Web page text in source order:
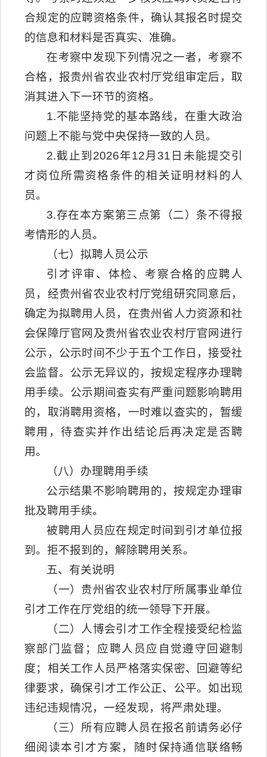
合规定的应聘资格条件，确认其报名时提交
的信息和材料是否真实、准确。
在考察中发现下列情况之一者，考察不
合格，报贵州省农业农村厅党组审定后，取
消其进入下一环节的资格。
1.不能坚持党的基本路线，在重大政治
问题上不能与党中央保持一致的人员。
2.截止到2026年12月31日未能提交引
才岗位所需资格条件的相关证明材料的人
员。
3.存在本方案第三点第（二）条不得报
考情形的人员。
（七）拟聘人员公示
引才评审、体检、考察合格的应聘人
员，经贵州省农业农村厅党组研究同意后，
确定为拟聘用人员，在贵州省人力资源和社
会保障厅官网及贵州省农业农村厅官网进行
公示，公示时间不少于五个工作日，接受社
会监督。公示无异议的，按规定程序办理聘
用手续。公示期间查实有严重问题影响聘用
的，取消聘用资格，一时难以查实的，暂缓
聘用，待查实并作出结论后再决定是否聘
用。
（八）办理聘用手续
公示结果不影响聘用的，按规定办理审
批及聘用手续。
被聘用人员应在规定时间到引才单位报
到。拒不报到的，解除聘用关系。
五、有关说明
（一）贵州省农业农村厅所属事业单位
引才工作在厅党组的统一领导下开展。
（二）人博会引才工作全程接受纪检监
察部门监督；应聘人员应自觉遵守回避制
度；相关工作人员严格落实保密、回避等纪
律要求，确保引才工作公正、公平。如出现
违纪违规情况，一经发现，将严肃处理。
（三）所有应聘人员在报名前请务必仔
细阅读本引才方案，随时保持通信联络畅